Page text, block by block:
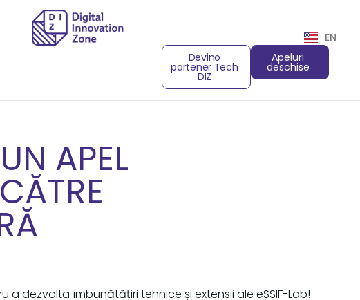
EN
Devino
partener Tech
DIZ
Apeluri
deschise
APEL
a dezvolta îmbunătățiri tehnice și extensii ale eSSIF-Lab!